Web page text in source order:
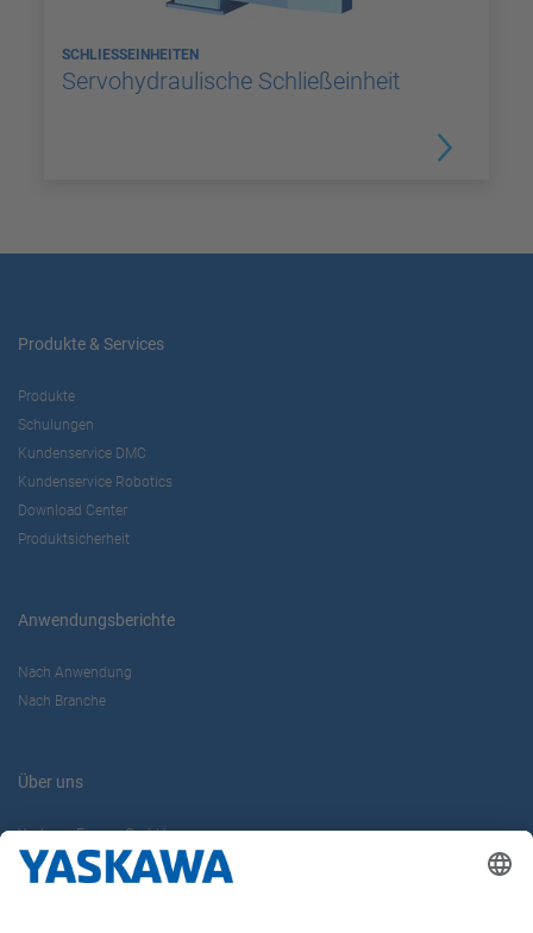
SCHLIESSEINHEITEN
Servohydraulische Schließeinheit
Produkte & Services
Produkte
Schulungen
Kundenservice DMC
Kundenservice Robotics
Download Center
Produktsicherheit
Anwendungsberichte
Nach Anwendung
Nach Branche
Über uns
Yaskawa Europe GmbH
Karriere